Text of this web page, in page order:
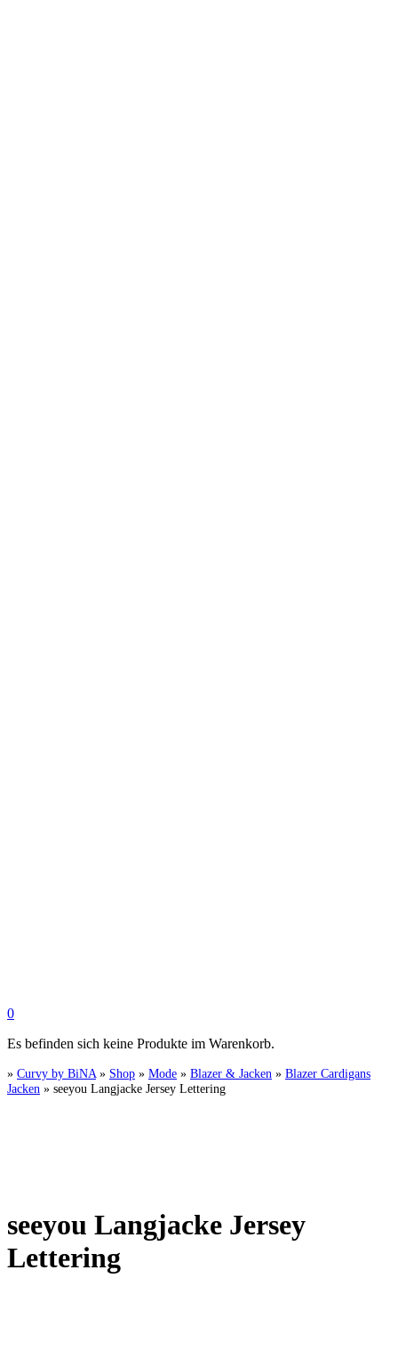
0
Es befinden sich keine Produkte im Warenkorb.
» Curvy by BiNA » Shop » Mode » Blazer & Jacken » Blazer Cardigans
Jacken » seeyou Langjacke Jersey Lettering
seeyou Langjacke Jersey
Lettering